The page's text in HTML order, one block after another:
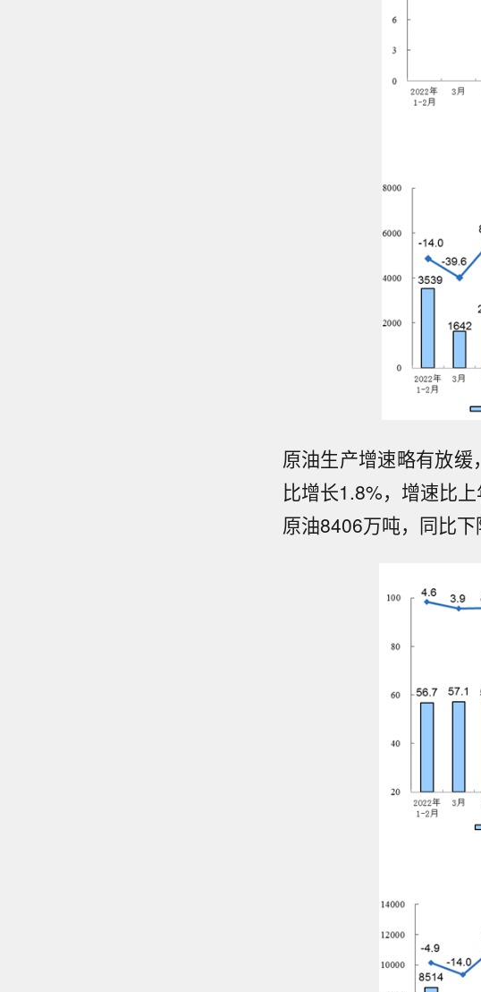
原油生产增速略有放
比增长1.8%，增速比
原油8406万吨，同比